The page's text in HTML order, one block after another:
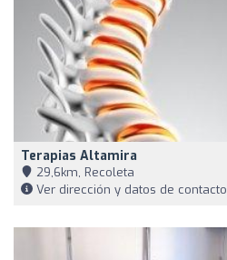
Terapias Altamira
29,6km, Recoleta
Ver dirección y datos de contacto